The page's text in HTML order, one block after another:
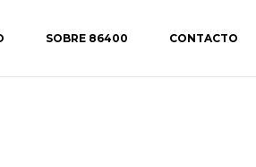
SOBRE 86400 CONTACTO